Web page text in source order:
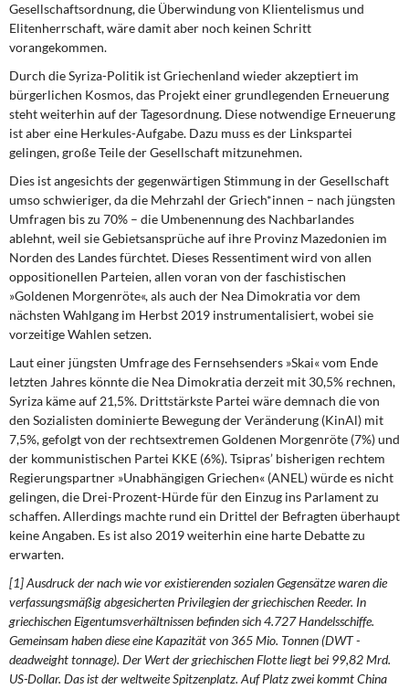
Gesellschaftsordnung, die Überwindung von Klientelismus und
Elitenherrschaft, wäre damit aber noch keinen Schritt
vorangekommen.
Durch die Syriza-Politik ist Griechenland wieder akzeptiert im
bürgerlichen Kosmos, das Projekt einer grundlegenden Erneuerung
steht weiterhin auf der Tagesordnung. Diese notwendige Erneuerung
ist aber eine Herkules-Aufgabe. Dazu muss es der Linkspartei
gelingen, große Teile der Gesellschaft mitzunehmen.
Dies ist angesichts der gegenwärtigen Stimmung in der Gesellschaft
umso schwieriger, da die Mehrzahl der Griech*innen – nach jüngsten
Umfragen bis zu 70% – die Umbenennung des Nachbarlandes
ablehnt, weil sie Gebietsansprüche auf ihre Provinz Mazedonien im
Norden des Landes fürchtet. Dieses Ressentiment wird von allen
oppositionellen Parteien, allen voran von der faschistischen
»Goldenen Morgenröte«, als auch der Nea Dimokratia vor dem
nächsten Wahlgang im Herbst 2019 instrumentalisiert, wobei sie
vorzeitige Wahlen setzen.
Laut einer jüngsten Umfrage des Fernsehsenders »Skai« vom Ende
letzten Jahres könnte die Nea Dimokratia derzeit mit 30,5% rechnen,
Syriza käme auf 21,5%. Drittstärkste Partei wäre demnach die von
den Sozialisten dominierte Bewegung der Veränderung (KinAl) mit
7,5%, gefolgt von der rechtsextremen Goldenen Morgenröte (7%) und
der kommunistischen Partei KKE (6%). Tsipras’ bisherigen rechtem
Regierungspartner »Unabhängigen Griechen« (ANEL) würde es nicht
gelingen, die Drei-Prozent-Hürde für den Einzug ins Parlament zu
schaffen. Allerdings machte rund ein Drittel der Befragten überhaupt
keine Angaben. Es ist also 2019 weiterhin eine harte Debatte zu
erwarten.
[1] Ausdruck der nach wie vor existierenden sozialen Gegensätze waren die
verfassungsmäßig abgesicherten Privilegien der griechischen Reeder. In
griechischen Eigentumsverhältnissen befinden sich 4.727 Handelsschiffe.
Gemeinsam haben diese eine Kapazität von 365 Mio. Tonnen (DWT -
deadweight tonnage). Der Wert der griechischen Flotte liegt bei 99,82 Mrd.
US-Dollar. Das ist der weltweite Spitzenplatz. Auf Platz zwei kommt China